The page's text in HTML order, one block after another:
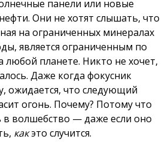
панели или новые
Они не хотят слышать, что
на ограниченных минералах
является ограниченным по
любой планете. Никто не хочет,
Даже когда фокусник
ожидается, что следующий
огонь. Почему? Потому что
волшебство — даже если оно
какэто случится.